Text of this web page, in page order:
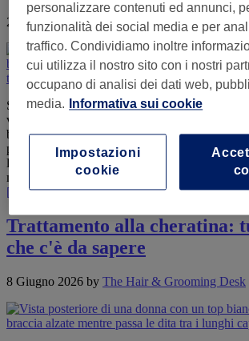
23 Giugno 2026byThe Hair & Grooming
Sogni quella luminosità dorata, come se tornassi
vacanza, ma non hai un viaggio in programma?
balayage ottieni dei meravigliosi riflessi baciati
prenotare nessun volo. Questa tecnica di colore
libera è amatissima, e non a caso: passaggi
manutenzione. Che tu sia castana e cerchi un
[Leggi di più...]infoBalayage:
quello
che
c'è
sapere
sul
colore
baciato
Trattamento alla cheratina:
che c'è da sapere
8 Giugno 2026 by The Hair & Grooming Desk
personalizzare contenuti ed annunci,
funzionalità dei social media e per
traffico. Condividiamo inoltre
cui utilizza il nostro sito con i nostri
occupano di analisi dei dati web,
media.
Informativa sui cookie
Impostazioni
cookie